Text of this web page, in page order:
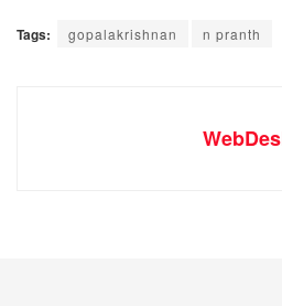
Tags: gopalakrishnan n pranth